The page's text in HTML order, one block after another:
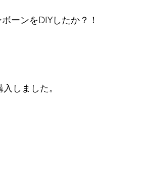
ーンをDIYしたか？！
しました。